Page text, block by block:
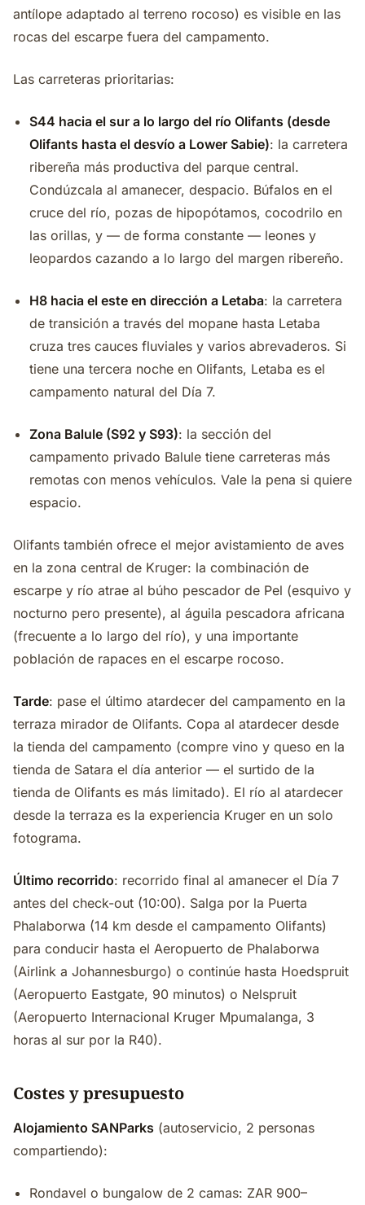
antílope adaptado al terreno rocoso) es visible en las
rocas del escarpe fuera del campamento.
Las carreteras prioritarias:
S44 hacia el sur a lo largo del río Olifants (desde
Olifants hasta el desvío a Lower Sabie): la carretera
ribereña más productiva del parque central.
Condúzcala al amanecer, despacio. Búfalos en el
cruce del río, pozas de hipopótamos, cocodrilo en
las orillas, y — de forma constante — leones y
leopardos cazando a lo largo del margen ribereño.
H8 hacia el este en dirección a Letaba: la carretera
de transición a través del mopane hasta Letaba
cruza tres cauces fluviales y varios abrevaderos. Si
tiene una tercera noche en Olifants, Letaba es el
campamento natural del Día 7.
Zona Balule (S92 y S93): la sección del
campamento privado Balule tiene carreteras más
remotas con menos vehículos. Vale la pena si quiere
espacio.
Olifants también ofrece el mejor avistamiento de aves
en la zona central de Kruger: la combinación de
escarpe y río atrae al búho pescador de Pel (esquivo y
nocturno pero presente), al águila pescadora africana
(frecuente a lo largo del río), y una importante
población de rapaces en el escarpe rocoso.
Tarde: pase el último atardecer del campamento en la
terraza mirador de Olifants. Copa al atardecer desde
la tienda del campamento (compre vino y queso en la
tienda de Satara el día anterior — el surtido de la
tienda de Olifants es más limitado). El río al atardecer
desde la terraza es la experiencia Kruger en un solo
fotograma.
Último recorrido: recorrido final al amanecer el Día 7
antes del check-out (10:00). Salga por la Puerta
Phalaborwa (14 km desde el campamento Olifants)
para conducir hasta el Aeropuerto de Phalaborwa
(Airlink a Johannesburgo) o continúe hasta Hoedspruit
(Aeropuerto Eastgate, 90 minutos) o Nelspruit
(Aeropuerto Internacional Kruger Mpumalanga, 3
horas al sur por la R40).
Costes y presupuesto
Alojamiento SANParks (autoservicio, 2 personas
compartiendo):
Rondavel o bungalow de 2 camas: ZAR 900–